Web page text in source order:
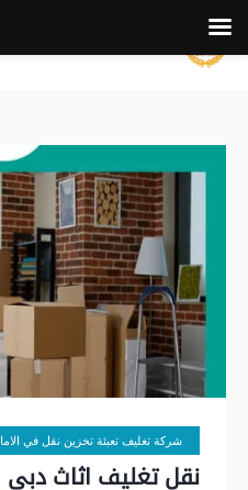
شركة تغليف تعبئة تخزين نقل في
نقل تغليف اثاث دبي